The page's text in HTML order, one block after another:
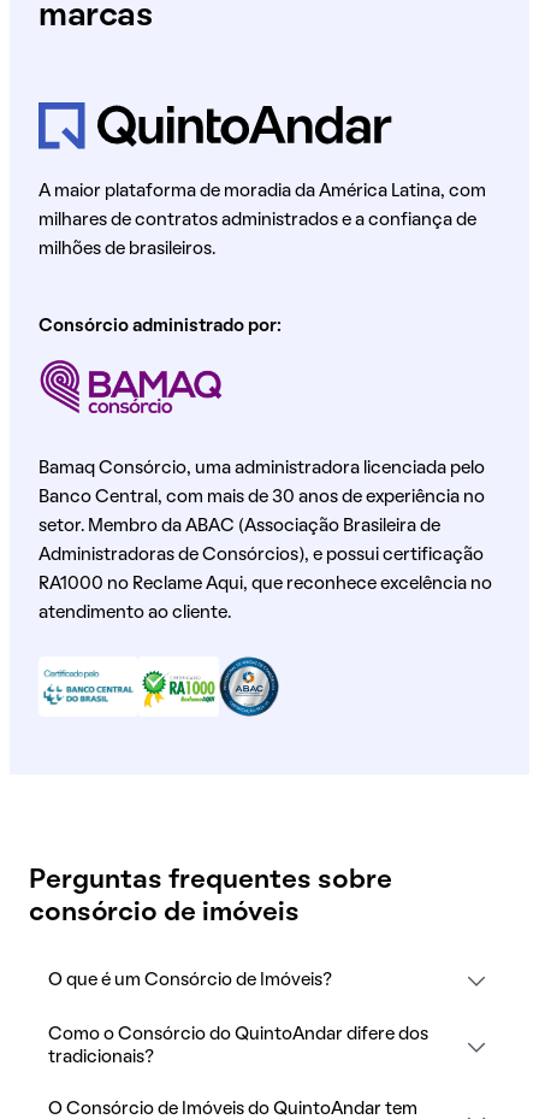
marcas
A maior plataforma de moradia da América Latina, com
milhares de contratos administrados e a confiança de
milhões de brasileiros.
Consórcio administrado por:
Bamaq Consórcio, uma administradora licenciada pelo
Banco Central, com mais de 30 anos de experiência no
setor. Membro da ABAC (Associação Brasileira de
Administradoras de Consórcios), e possui certificação
RA1000 no Reclame Aqui, que reconhece excelência no
atendimento ao cliente.
Perguntas frequentes sobre
consórcio de imóveis
O que é um Consórcio de Imóveis?
Como o Consórcio do QuintoAndar difere dos
tradicionais?
O Consórcio de Imóveis do QuintoAndar tem